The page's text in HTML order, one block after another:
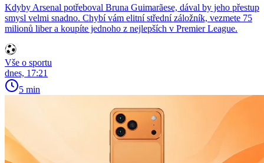
Kdyby Arsenal potřeboval Bruna Guimarãese, dával by jeho přestup
smysl velmi snadno. Chybí vám elitní střední záložník, vezmete 75
milionů liber a koupíte jednoho z nejlepších v Premier League.
Vše o sportu
dnes, 17:21
5 min